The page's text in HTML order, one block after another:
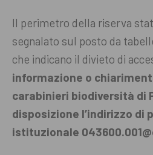
Il perimetro della riserva
segnalato sul posto da
che indicano il divieto di
informazione o
carabinieri biodiversità di
disposizione l’indirizzo di
istituzionale